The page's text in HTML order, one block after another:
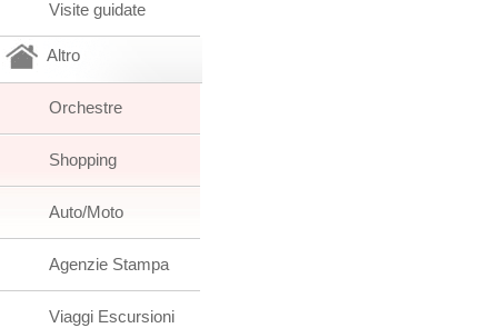
Visite guidate
Altro
Orchestre
Shopping
Auto/Moto
Agenzie Stampa
Viaggi Escursioni